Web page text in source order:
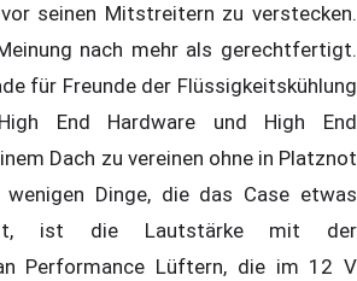
seinen Mitstreitern zu verstecken.
nach mehr als gerechtfertigt.
für Freunde der Flüssigkeitskühlung
End Hardware und High End
Dach zu vereinen ohne in Platznot
Dinge, die das Case etwas
ist die Lautstärke mit der
Performance Lüftern, die im 12 V